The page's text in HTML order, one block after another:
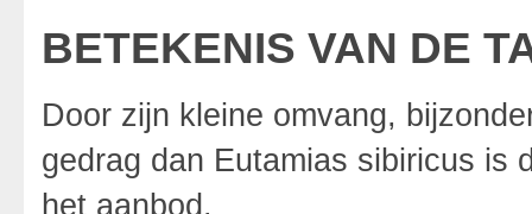
BETEKENIS VAN DE
Door zijn kleine omvang,
gedrag dan Eutamias sibiricus is
het aanbod.